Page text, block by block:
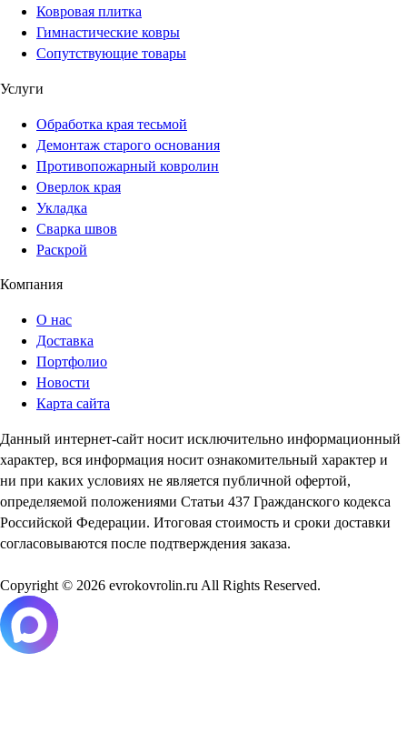
Ковровая плитка
Гимнастические ковры
Сопутствующие товары
Услуги
Обработка края тесьмой
Демонтаж старого основания
Противопожарный ковролин
Оверлок края
Укладка
Сварка швов
Раскрой
Компания
О нас
Доставка
Портфолио
Новости
Карта сайта
Данный интернет-сайт носит исключительно информационный
характер, вся информация носит ознакомительный характер и
ни при каких условиях не является публичной офертой,
определяемой положениями Статьи 437 Гражданского кодекса
Российской Федерации. Итоговая стоимость и сроки доставки
согласовываются после подтверждения заказа.
Copyright © 2026 evrokovrolin.ru All Rights Reserved.